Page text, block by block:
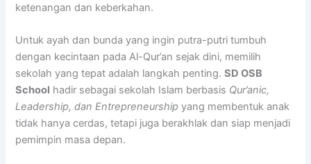
ketenangan dan keberkahan.
Untuk ayah dan bunda yang ingin putra-putri tumbuh
dengan kecintaan pada Al-Qur’an sejak dini, memilih
sekolah yang tepat adalah langkah penting.SD OSB
School hadir sebagai sekolah Islam berbasis Qur’anic,
Leadership, dan Entrepreneurship yang membentuk anak
tidak hanya cerdas, tetapi juga berakhlak dan siap menjadi
pemimpin masa depan.